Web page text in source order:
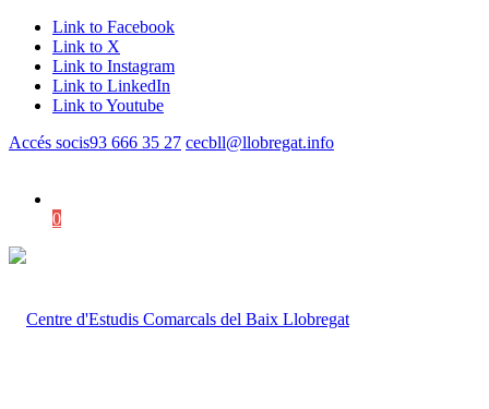
Link to Facebook
Link to X
Link to Instagram
Link to LinkedIn
Link to Youtube
Accés socis93 666 35 27 cecbll@llobregat.info
0